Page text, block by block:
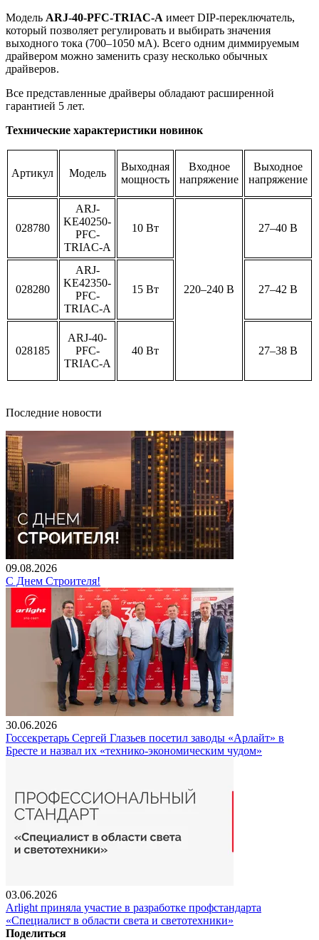
Модель ARJ-40-PFC-TRIAC-A имеет DIP-переключатель,
который позволяет регулировать и выбирать значения
выходного тока (700–1050 мА). Всего одним диммируемым
драйвером можно заменить сразу несколько обычных
драйверов.
Все представленные драйверы обладают расширенной
гарантией 5 лет.
Технические характеристики новинок
Артикул Модель
Выходная
мощность
Входное
напряжение
Выходное
напряжение
028780
ARJ-
KE40250-
PFC-
TRIAC-A
10 Вт
220–240 В
27–40 В
028280
ARJ-
KE42350-
PFC-
TRIAC-A
15 Вт 27–42 В
028185
ARJ-40-
PFC-
TRIAC-A
40 Вт 27–38 В
Последние новости
09.08.2026
С Днем Строителя!
30.06.2026
Госсекретарь Сергей Глазьев посетил заводы «Арлайт» в
Бресте и назвал их «технико-экономическим чудом»
03.06.2026
Arlight приняла участие в разработке профстандарта
«Специалист в области света и светотехники»
Поделиться